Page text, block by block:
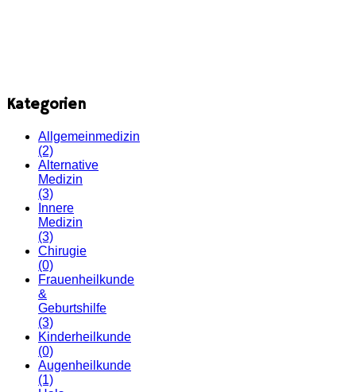
Kategorien
Allgemeinmedizin
(2)
Alternative
Medizin
(3)
Innere
Medizin
(3)
Chirugie
(0)
Frauenheilkunde
&
Geburtshilfe
(3)
Kinderheilkunde
(0)
Augenheilkunde
(1)